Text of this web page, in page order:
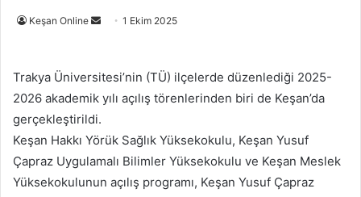
Keşan Online
Bir
göndermek
1 Ekim 2025
Trakya Üniversitesi’nin (TÜ) ilçelerde düzenlediği 2025-
2026 akademik yılı açılış törenlerinden biri de Keşan’da
gerçekleştirildi.
Keşan Hakkı Yörük Sağlık Yüksekokulu, Keşan Yusuf
Çapraz Uygulamalı Bilimler Yüksekokulu ve Keşan Meslek
Yüksekokulunun açılış programı, Keşan Yusuf Çapraz